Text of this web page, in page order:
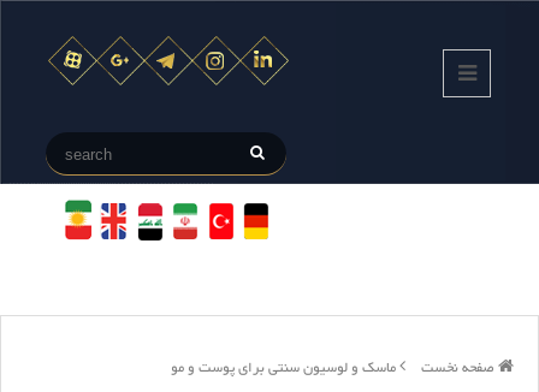
صفحه نخست ماسک و لوسیون سنتی برای پوست و مو